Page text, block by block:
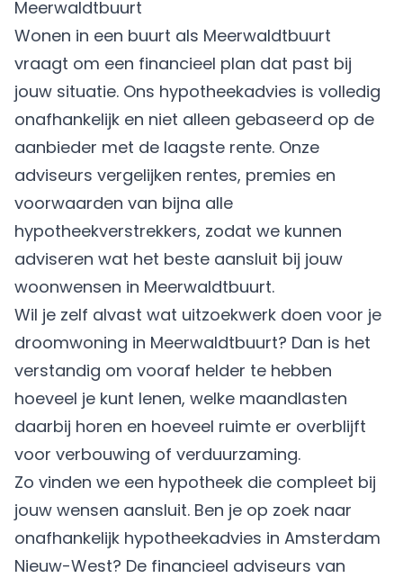
Meerwaldtbuurt
Wonen in een buurt als Meerwaldtbuurt
vraagt om een financieel plan dat past bij
jouw situatie. Ons hypotheekadvies is volledig
onafhankelijk en niet alleen gebaseerd op de
aanbieder met de laagste rente. Onze
adviseurs vergelijken rentes, premies en
voorwaarden van bijna alle
hypotheekverstrekkers, zodat we kunnen
adviseren wat het beste aansluit bij jouw
woonwensen in Meerwaldtbuurt.
Wil je zelf alvast wat uitzoekwerk doen voor je
droomwoning in Meerwaldtbuurt? Dan is het
verstandig om vooraf helder te hebben
hoeveel je kunt lenen, welke maandlasten
daarbij horen en hoeveel ruimte er overblijft
voor verbouwing of verduurzaming.
Zo vinden we een hypotheek die compleet bij
jouw wensen aansluit. Ben je op zoek naar
onafhankelijk hypotheekadvies in Amsterdam
Nieuw-West? De financieel adviseurs van